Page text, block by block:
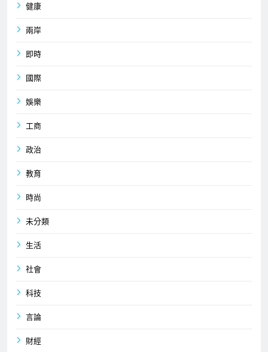
健康
兩岸
即時
國際
娛樂
工商
政治
教育
時尚
未分類
生活
社會
科技
言論
財經